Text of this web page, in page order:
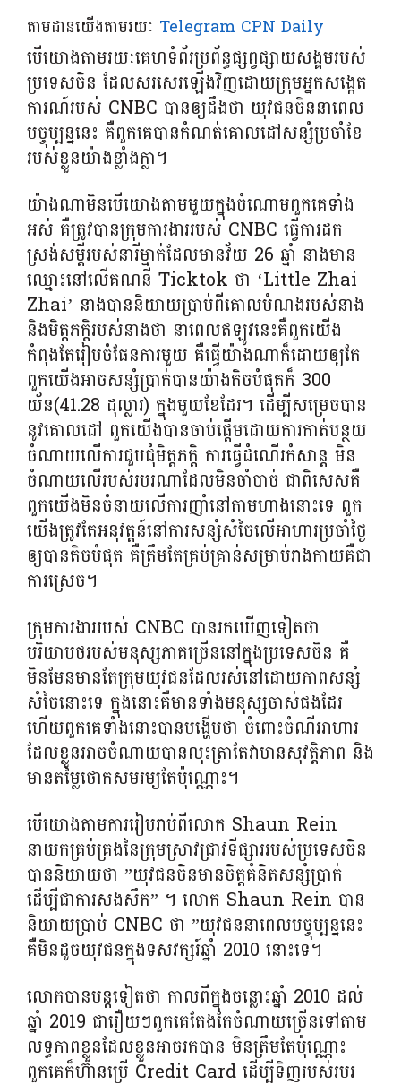
តាមដានយើងតាមរយៈ Telegram CPN Daily
បើយោងតាមរយៈគេហទំព័រប្រព័ន្ធផ្សព្វផ្សាយសង្គមរបស់
ប្រទេសចិន ដែលសរសេរឡើងវិញដោយក្រុមអ្នកសង្កេត
ការណ៍របស់ CNBC បានឲ្យដឹងថា យុវជនចិននាពេល
បច្ចុប្បន្ននេះ គឺពួកគេបានកំណត់គោលដៅសន្សំប្រចាំខែ
របស់ខ្លួនយ៉ាងខ្លាំងក្លា។
យ៉ាងណាមិនបើយោងតាមមួយក្នុងចំណោមពួកគេទាំង
អស់ គឺត្រូវបានក្រុមការងាររបស់ CNBC ធ្វើការដក
ស្រង់សម្តីរបស់នារីម្នាក់ដែលមានវ័យ 26 ឆ្នាំ នាងមាន
ឈ្មោះនៅលើគណនី Ticktok ថា ‘Little Zhai
Zhai’ នាងបាននិយាយប្រាប់ពីគោលបំណងរបស់នាង
និងមិត្តភក្តិរបស់នាងថា នាពេលឥឡូវនេះគឺពួកយើង
កំពុងតែរៀបចំផែនការមួយ គឺធ្វើយ៉ាងណាក៏ដោយឲ្យតែ
ពួកយើងអាចសន្សំប្រាក់បានយ៉ាងតិចបំផុតក៏ 300
យ័ន(41.28 ដុល្លារ) ក្នុងមួយខែដែរ។ ដើម្បីសម្រេចបាន
នូវគោលដៅ ពួកយើងបានចាប់ផ្តើមដោយការកាត់បន្ថយ
ចំណាយលើការជួបជុំមិត្តភក្តិ ការធ្វើដំណើរកំសាន្ត មិន
ចំណាយលើរបស់របរណាដែលមិនចាំបាច់ ជាពិសេសគឺ
ពួកយើងមិនចំនាយលើការញាំនៅតាមហាងនោះទេ ពួក
យើងត្រូវតែអនុវត្តន៍នៅការសន្សំសំចៃលើអាហារប្រចាំថ្ងៃ
ឲ្យបានតិចបំផុត គឺត្រឹមតែគ្រប់គ្រាន់សម្រាប់រាងកាយគឺជា
ការស្រេច។
ក្រុមការងាររបស់ CNBC បានរកឃើញទៀតថា
បរិយាបថរបស់មនុស្សភាគច្រើននៅក្នុងប្រទេសចិន គឺ
មិនមែនមានតែក្រុមយុវជនដែលរស់នៅដោយភាពសន្សំ
សំចៃនោះទេ ក្នុងនោះគឺមានទាំងមនុស្សចាស់ផងដែរ
ហើយពួកគេទាំងនោះបានបង្ហើបថា ចំពោះចំណីអាហារ
ដែលខ្លួនអាចចំណាយបានលុះត្រាតែវាមានសុវត្តិភាព និង
មានតម្លៃថោកសមរម្យតែប៉ុណ្ណោះ។
បើយោងតាមការរៀបរាប់ពីលោក Shaun Rein
នាយកគ្រប់គ្រងនៃក្រុមស្រាវជ្រាវទីផ្សាររបស់ប្រទេសចិន
បាននិយាយថា ”យុវជនចិនមានចិត្តគំនិតសន្សំប្រាក់
ដើម្បីជាការសងសឹក” ។ លោក Shaun Rein បាន
និយាយប្រាប់ CNBC ថា ”យុវជននាពេលបច្ចុប្បន្ននេះ
គឺមិនដូចយុវជនក្នុងទសវត្សរ៍ឆ្នាំ 2010 នោះទេ។
លោកបានបន្តទៀតថា កាលពីក្នុងចន្លោះឆ្នាំ 2010 ដល់
ឆ្នាំ 2019 ជារឿយៗពួកគេតែងតែចំណាយច្រើនទៅតាម
លទ្ធភាពខ្លួនដែលខ្លួនអាចរកបាន មិនត្រឹមតែប៉ុណ្ណោះ
ពួកគេក៏ហ៊ានប្រើ Credit Card ដើម្បីទិញរបស់របរ